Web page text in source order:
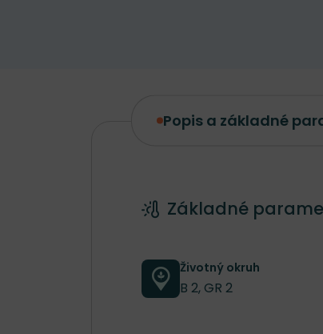
Popis a základné
Popis a základné
Základné
Životný okruh
B 2, GR 2